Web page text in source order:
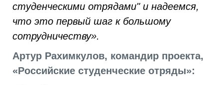
студенческими отрядами" и надеемся,
что это первый шаг к большому
сотрудничеству».
Артур Рахимкулов, командир проекта,
«Российские студенческие отряды»: